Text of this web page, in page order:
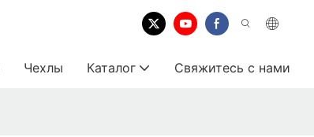
Чехлы Каталог Свяжитесь с нами